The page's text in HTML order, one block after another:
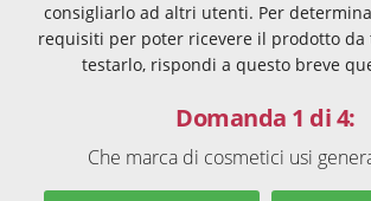
consigliarlo ad altri utenti. Per
requisiti per poter ricevere il prodotto da
testarlo, rispondi a questo breve
Domanda 1 di 4:
Che marca di cosmetici usi